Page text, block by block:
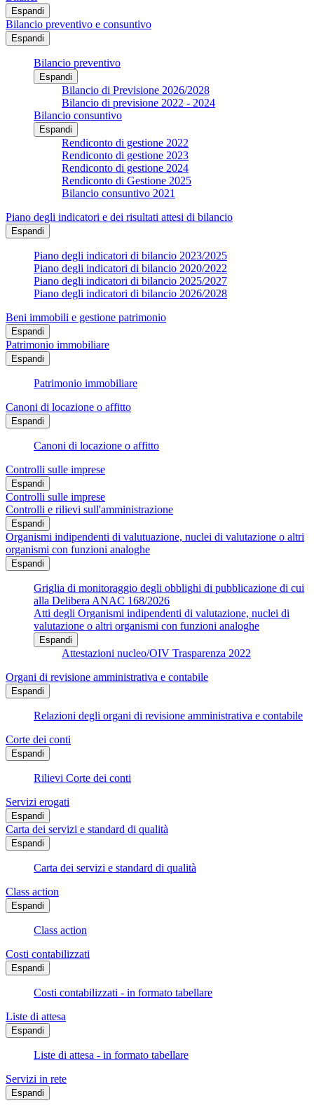
Espandi
Bilancio preventivo e consuntivo
Espandi
Bilancio preventivo
Espandi
Bilancio di Previsione 2026/2028
Bilancio di previsione 2022 - 2024
Bilancio consuntivo
Espandi
Rendiconto di gestione 2022
Rendiconto di gestione 2023
Rendiconto di gestione 2024
Rendiconto di Gestione 2025
Bilancio consuntivo 2021
Piano degli indicatori e dei risultati attesi di bilancio
Espandi
Piano degli indicatori di bilancio 2023/2025
Piano degli indicatori di bilancio 2020/2022
Piano degli indicatori di bilancio 2025/2027
Piano degli indicatori di bilancio 2026/2028
Beni immobili e gestione patrimonio
Espandi
Patrimonio immobiliare
Espandi
Patrimonio immobiliare
Canoni di locazione o affitto
Espandi
Canoni di locazione o affitto
Controlli sulle imprese
Espandi
Controlli sulle imprese
Controlli e rilievi sull'amministrazione
Espandi
Organismi indipendenti di valutuazione, nuclei di valutazione o altri
organismi con funzioni analoghe
Espandi
Griglia di monitoraggio degli obblighi di pubblicazione di cui
alla Delibera ANAC 168/2026
Atti degli Organismi indipendenti di valutazione, nuclei di
valutazione o altri organismi con funzioni analoghe
Espandi
Attestazioni nucleo/OIV Trasparenza 2022
Organi di revisione amministrativa e contabile
Espandi
Relazioni degli organi di revisione amministrativa e contabile
Corte dei conti
Espandi
Rilievi Corte dei conti
Servizi erogati
Espandi
Carta dei servizi e standard di qualità
Espandi
Carta dei servizi e standard di qualità
Class action
Espandi
Class action
Costi contabilizzati
Espandi
Costi contabilizzati - in formato tabellare
Liste di attesa
Espandi
Liste di attesa - in formato tabellare
Servizi in rete
Espandi